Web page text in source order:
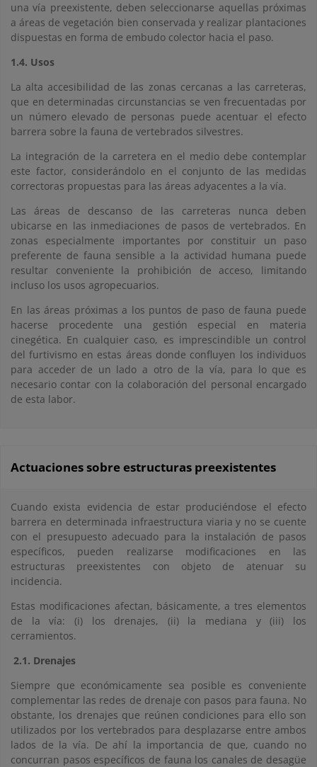
una vía preexistente, deben seleccionarse aquellas próximas
a áreas de vegetación bien conservada y realizar plantaciones
dispuestas en forma de embudo colector hacia el paso.
1.4. Usos
La alta accesibilidad de las zonas cercanas a las carreteras,
que en determinadas circunstancias se ven frecuentadas por
un número elevado de personas puede acentuar el efecto
barrera sobre la fauna de vertebrados silvestres.
La integración de la carretera en el medio debe contemplar
este factor, considerándolo en el conjunto de las medidas
correctoras propuestas para las áreas adyacentes a la vía.
Las áreas de descanso de las carreteras nunca deben
ubicarse en las inmediaciones de pasos de vertebrados. En
zonas especialmente importantes por constituir un paso
preferente de fauna sensible a la actividad humana puede
resultar conveniente la prohibición de acceso, limitando
incluso los usos agropecuarios.
En las áreas próximas a los puntos de paso de fauna puede
hacerse procedente una gestión especial en materia
cinegética. En cualquier caso, es imprescindible un control
del furtivismo en estas áreas donde confluyen los individuos
para acceder de un lado a otro de la vía, para lo que es
necesario contar con la colaboración del personal encargado
de esta labor.
Actuaciones sobre estructuras preexistentes
Cuando exista evidencia de estar produciéndose el efecto
barrera en determinada infraestructura viaria y no se cuente
con el presupuesto adecuado para la instalación de pasos
específicos, pueden realizarse modificaciones en las
estructuras preexistentes con objeto de atenuar su
incidencia.
Estas modificaciones afectan, básicamente, a tres elementos
de la vía: (i) los drenajes, (ii) la mediana y (iii) los
cerramientos.
2.1. Drenajes
Siempre que económicamente sea posible es conveniente
complementar las redes de drenaje con pasos para fauna. No
obstante, los drenajes que reúnen condiciones para ello son
utilizados por los vertebrados para desplazarse entre ambos
lados de la vía. De ahí la importancia de que, cuando no
concurran pasos específicos de fauna los canales de desagüe